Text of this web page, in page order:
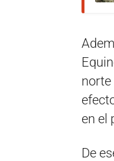
norte
en el
De